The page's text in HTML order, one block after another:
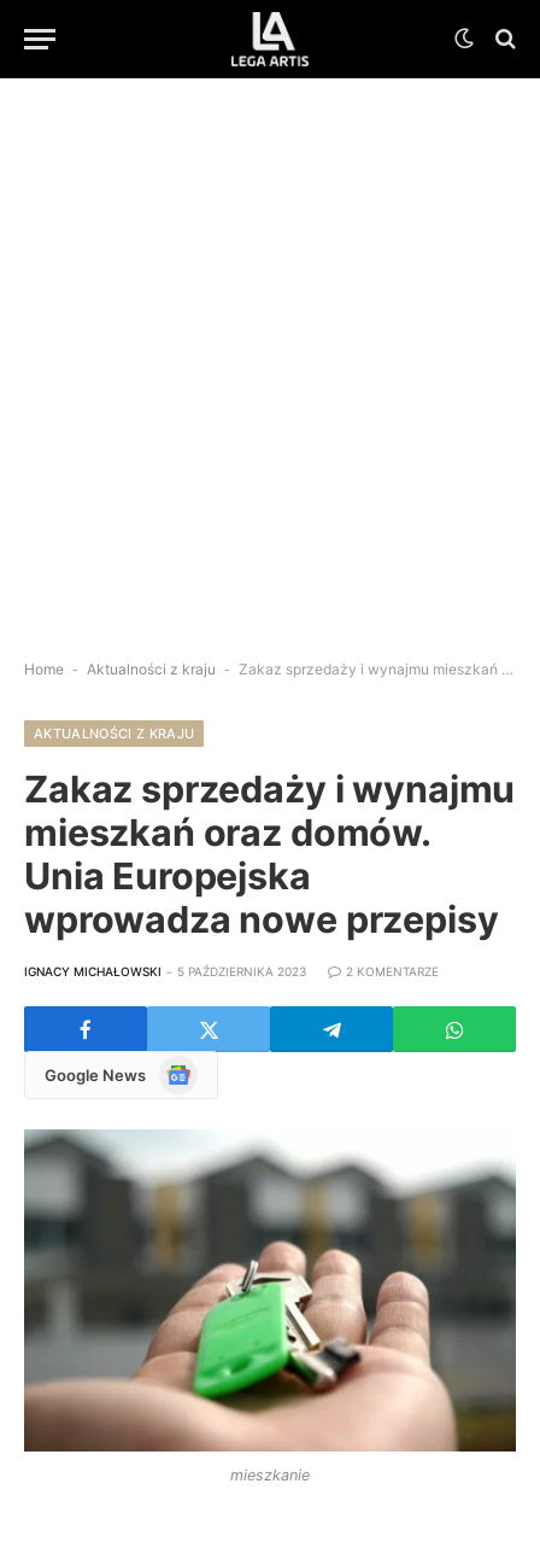
Home - Aktualności z kraju - Zakaz sprzedaży i wynajmu mieszkań oraz domów. Unia Europejska wprowadza nowe przepisy
AKTUALNOŚCI Z KRAJU
Zakaz sprzedaży i wynajmu
mieszkań oraz domów.
Unia Europejska
wprowadza nowe przepisy
IGNACY MICHAŁOWSKI 5 PAŹDZIERNIKA 2023 2 KOMENTARZE
Google News
Google
mieszkanie